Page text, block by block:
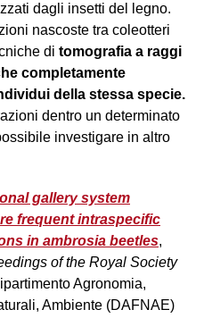
dagli insetti del legno.
nascoste tra coleotteri
di tomografia a raggi
completamente
della stessa specie.
dentro un determinato
investigare in altro
gallery system
frequent intraspecific
in ambrosia beetles,
of the Royal Society
Agronomia,
Ambiente (DAFNAE)